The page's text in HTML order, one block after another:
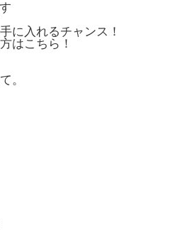
に入れるチャンス！
はこちら！
。